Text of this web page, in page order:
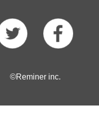
©Reminer inc.